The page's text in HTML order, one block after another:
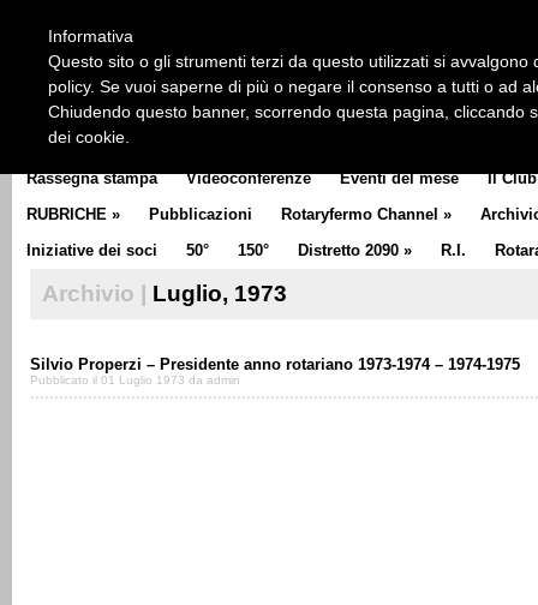
CLUB COMMUNICATOR
Rassegna stampa Videoconferenze Eventi del mese Il Club
RUBRICHE » Pubblicazioni Rotaryfermo Channel »
Iniziative dei soci
50° 150° Distretto 2090 » R.I.
Archivio | Luglio, 1973
Silvio Properzi – Presidente anno rotariano 1973-1974 – 1974-1975
Pubblicato il 01 Luglio 1973 da admin
Informativa
Questo sito o gli strumenti terzi da questo utilizzati si
policy. Se vuoi saperne di più o negare il consenso a tutti o ad
Chiudendo questo banner, scorrendo questa pagina, cliccando
dei cookie.